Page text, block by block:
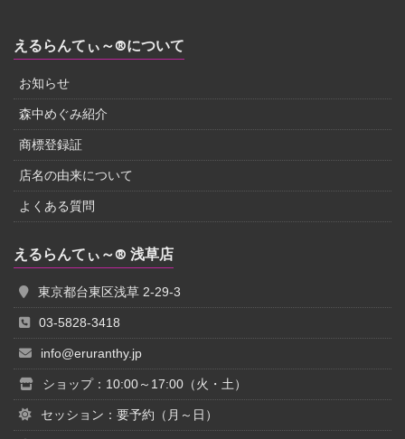
えるらんてぃ～®について
お知らせ
森中めぐみ紹介
商標登録証
店名の由来について
よくある質問
えるらんてぃ～® 浅草店
東京都台東区浅草 2-29-3
03-5828-3418
info@eruranthy.jp
ショップ：10:00～17:00（火・土）
セッション：要予約（月～日）